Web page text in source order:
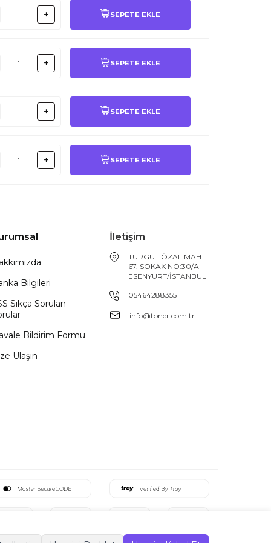
SEPETE EKLE
SEPETE EKLE
SEPETE EKLE
SEPETE EKLE
Bilgileri
Sıkça Sorulan
Bildirim Formu
Ulaşın
İletişim
TURGUT ÖZAL MAH.
67. SOKAK NO:30/A
ESENYURT/İSTANBUL
05464288355
info@toner.com.tr